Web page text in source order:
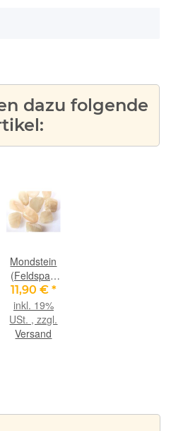
dazu folgende
Mondstein
(Feldspat)
XL
Trommelstein
Sonderqualität
11,90 € *
inkl. 19%
USt. , zzgl.
Versand